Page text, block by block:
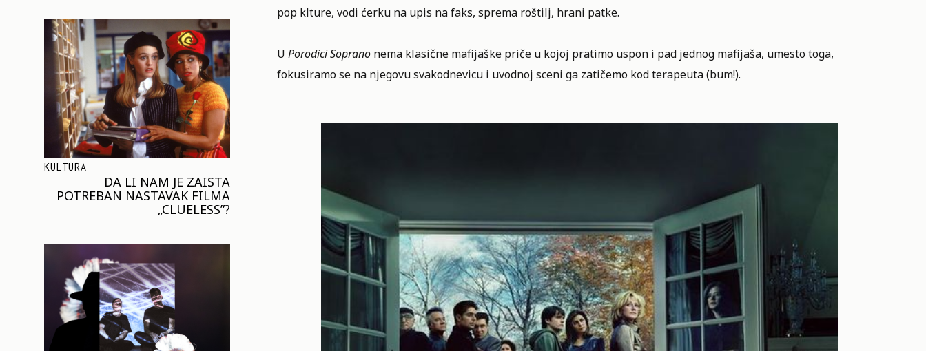
KULTURA
DA LI NAM JE ZAISTA
POTREBAN NASTAVAK FILMA
„CLUELESS”?
pop klture, vodi ćerku na upis na faks, sprema roštilj, hrani patke.
U Porodici Sopranonema klasične mafijaške priče u kojoj pratimo uspon i pad jednog mafijaša, umesto toga,
fokusiramo se na njegovu svakodnevicu i uvodnoj sceni ga zatičemo kod terapeuta (bum!).